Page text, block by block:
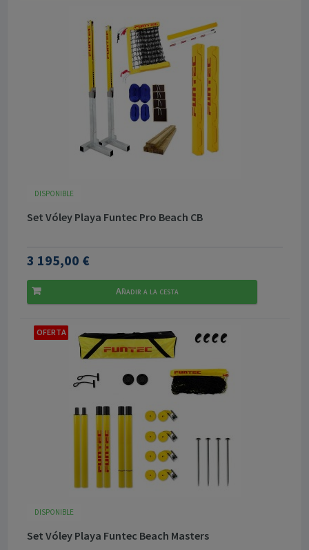
DISPONIBLE
Set Vóley Playa Funtec Pro Beach CB
3 195,00 €
Añadir a la cesta
OFERTA
DISPONIBLE
Set Vóley Playa Funtec Beach Masters